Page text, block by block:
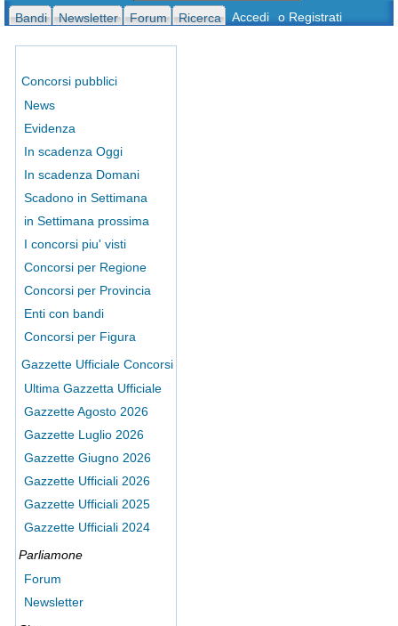
Bandi Newsletter Forum Ricerca Accedi o Registrati
Concorsi pubblici
News
Evidenza
In scadenza Oggi
In scadenza Domani
Scadono in Settimana
in Settimana prossima
I concorsi piu' visti
Concorsi per Regione
Concorsi per Provincia
Enti con bandi
Concorsi per Figura
Gazzette Ufficiale Concorsi
Ultima Gazzetta Ufficiale
Gazzette Agosto 2026
Gazzette Luglio 2026
Gazzette Giugno 2026
Gazzette Ufficiali 2026
Gazzette Ufficiali 2025
Gazzette Ufficiali 2024
Parliamone
Forum
Newsletter